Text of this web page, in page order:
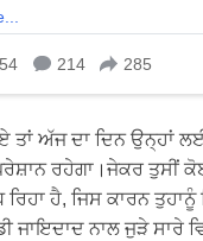
ਤਾਂ ਅੱਜ ਦਾ ਦਿਨ ਉਨ੍ਹਾਂ
ਰਹੇਗਾ।ਜੇਕਰ ਤੁਸੀਂ
ਹੈ, ਜਿਸ ਕਾਰਨ
ਜਾਇਦਾਦ ਨਾਲ ਜੁੜੇ ਸਾਰੇ